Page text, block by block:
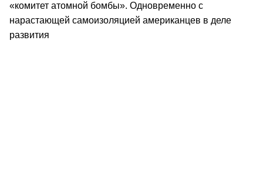
«комитет атомной бомбы». Одновременно с
нарастающей самоизоляцией американцев в деле
развития